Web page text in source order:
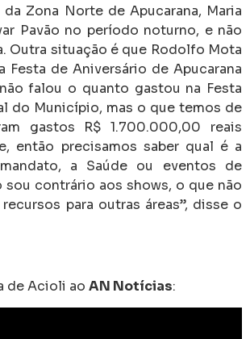
da Zona Norte de Apucarana, Maria
Pavão no período noturno, e não
Outra situação é que Rodolfo Mota
Festa de Aniversário de Apucarana
falou o quanto gastou na Festa
do Município, mas o que temos de
gastos R$ 1.700.000,00 reais
então precisamos saber qual é a
a Saúde ou eventos de
sou contrário aos shows, o que não
para outras áreas”, disse o
de Acioli ao AN Notícias: